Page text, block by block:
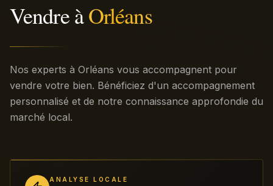
VendreàOrléans
Nos experts à Orléans vous accompagnent pour
vendre votre bien. Bénéficiez d'un accompagnement
personnalisé et de notre connaissance approfondie du
marché local.
ANALYSE LOCALE